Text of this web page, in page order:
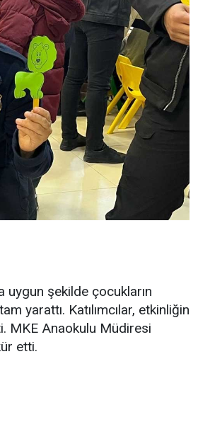
uygun şekilde çocukların
yarattı. Katılımcılar, etkinliğin
MKE Anaokulu Müdiresi
etti.